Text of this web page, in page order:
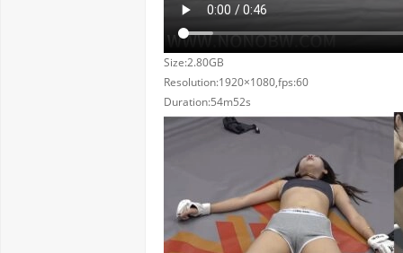
Size:2.80GB
Resolution:1920×1080,fps:60
Duration:54m52s